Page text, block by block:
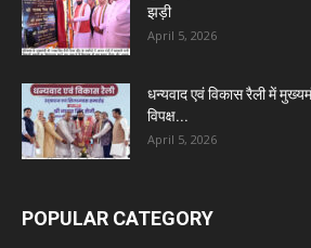
झड़ी
April 5, 2026
धन्यवाद एवं विकास रैली में
विपक्ष...
April 5, 2026
POPULAR CATEGORY